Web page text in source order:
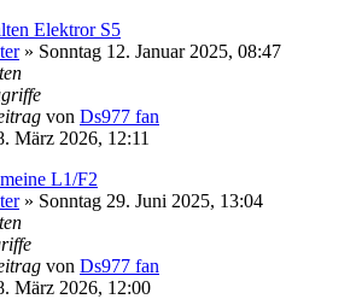
Elektror S5
» Sonntag 12. Januar 2025, 08:47
von Ds977 fan
März 2026, 12:11
L1/F2
» Sonntag 29. Juni 2025, 13:04
von Ds977 fan
März 2026, 12:00